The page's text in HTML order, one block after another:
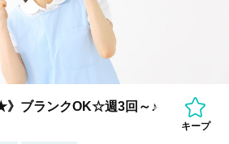
》ブランクOK☆週3回～♪
キープ